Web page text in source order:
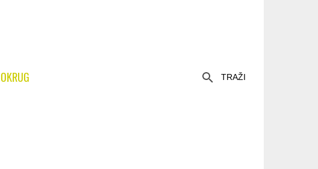
OKRUG TRAŽI